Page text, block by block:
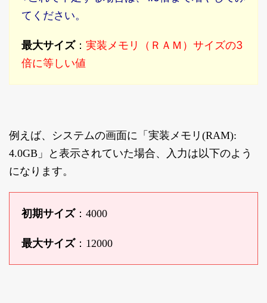
てください。
最大サイズ： 実装メモリ（ＲＡＭ）サイズの3
倍に等しい値
例えば、システムの画面に「実装メモリ(RAM):
4.0GB」と表示されていた場合、入力は以下のよう
になります。
初期サイズ：4000
最大サイズ：12000